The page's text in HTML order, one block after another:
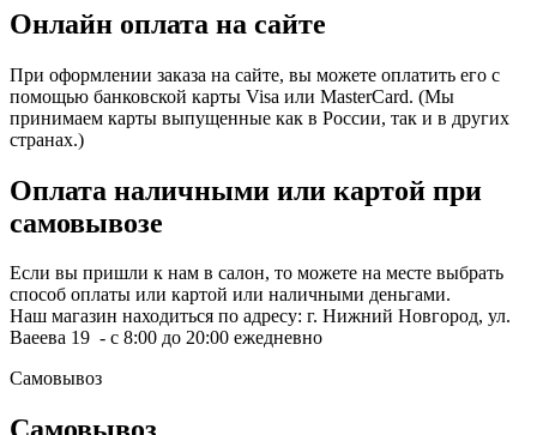
Онлайн оплата на сайте
При оформлении заказа на сайте, вы можете оплатить его с
помощью банковской карты Visa или MasterCard. (Мы
принимаем карты выпущенные как в России, так и в других
странах.)
Оплата наличными или картой при
самовывозе
Если вы пришли к нам в салон, то можете на месте выбрать
способ оплаты или картой или наличными деньгами.
Наш магазин находиться по адресу: г. Нижний Новгород, ул.
Ваеева 19 - с 8:00 до 20:00 ежедневно
Самовывоз